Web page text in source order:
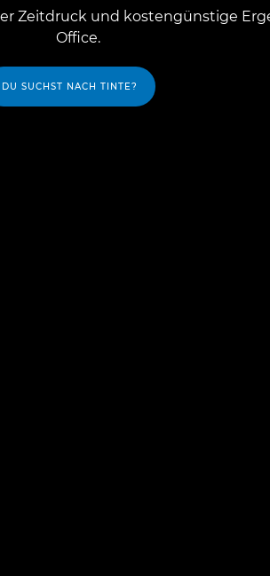
Zeitdruck und kostengünstige
Office.
DU SUCHST NACH TINTE?